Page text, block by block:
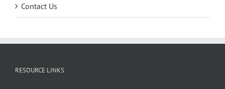
Contact Us
RESOURCE LINKS